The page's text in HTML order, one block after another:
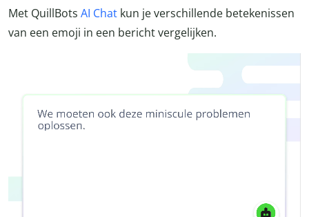
Met QuillBots AI Chat kun je verschillende betekenissen
van een emoji in een bericht vergelijken.